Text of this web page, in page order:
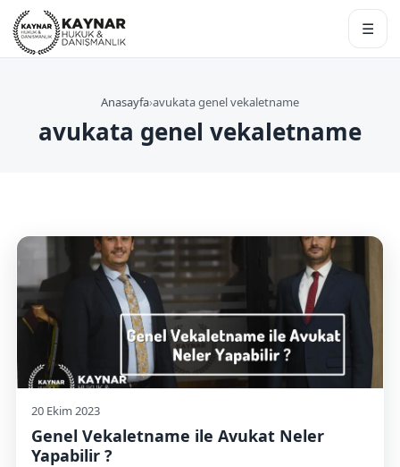
☰
Anasayfa›avukata genel vekaletname
avukata genel vekaletname
20 Ekim 2023
Genel Vekaletname ile Avukat Neler
Yapabilir ?